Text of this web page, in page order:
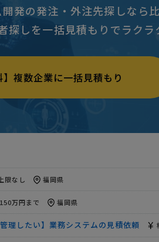
発の発注・外注先探しなら比
探しを一括見積もりでラクラ
】複数企業に一括見積もり
福岡県
リア※
理FMの設計」 月10万円まで 福岡
限なし 福岡県
150万円まで 福岡県
理したい】業務システムの見積依頼